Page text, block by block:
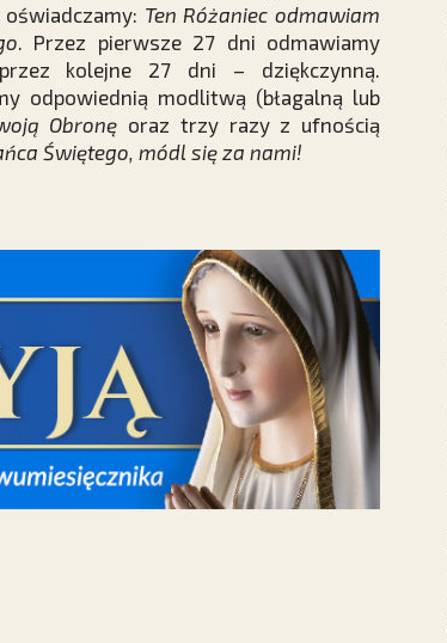
Ten Różaniec odmawiam
. Przez pierwsze 27 dni odmawiamy
kolejne 27 dni – dziękczynną.
odpowiednią modlitwą (błagalną lub
Obronę oraz trzy razy z ufnością
Świętego, módl się za nami!